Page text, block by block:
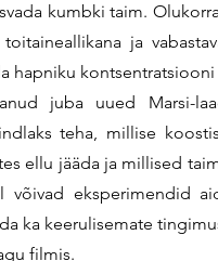
kumbki taim.
ja
hapniku
juba uued Marsi-
teha, millise
ellu jääda ja millised
võivad eksperimendid
ka keerulisemate
filmis.